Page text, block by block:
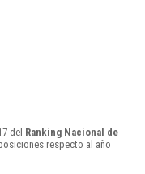
del Ranking Nacional de
respecto al año